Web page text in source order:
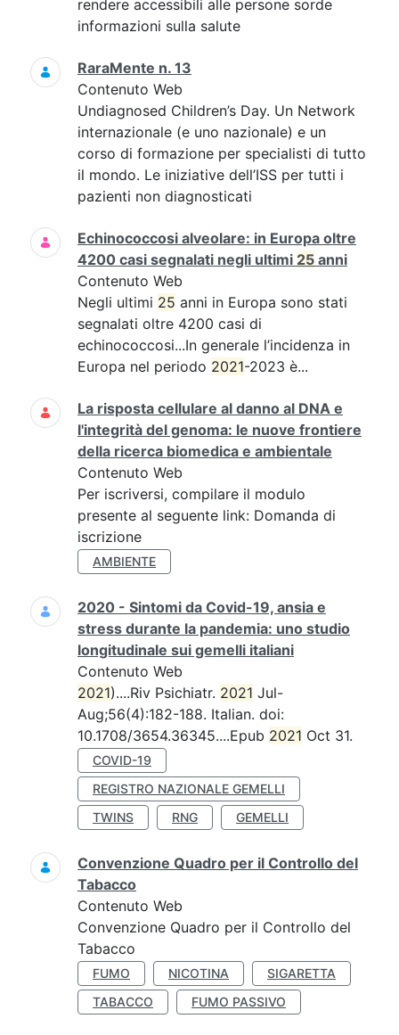
rendere accessibili alle persone sorde
informazioni sulla salute
RaraMente n. 13
Contenuto Web
Undiagnosed Children’s Day. Un Network
internazionale (e uno nazionale) e un
corso di formazione per specialisti di tutto
il mondo. Le iniziative dell’ISS per tutti i
pazienti non diagnosticati
Echinococcosi alveolare: in Europa oltre
4200 casi segnalati negli ultimi 25 anni
Contenuto Web
Negli ultimi 25 anni in Europa sono stati
segnalati oltre 4200 casi di
echinococcosi...In generale l’incidenza in
Europa nel periodo 2021-2023 è...
La risposta cellulare al danno al DNA e
l'integrità del genoma: le nuove frontiere
della ricerca biomedica e ambientale
Contenuto Web
Per iscriversi, compilare il modulo
presente al seguente link: Domanda di
iscrizione
AMBIENTE
2020 - Sintomi da Covid-19, ansia e
stress durante la pandemia: uno studio
longitudinale sui gemelli italiani
Contenuto Web
2021)....Riv Psichiatr. 2021 Jul-
Aug;56(4):182-188. Italian. doi:
10.1708/3654.36345....Epub 2021 Oct 31.
COVID-19
REGISTRO NAZIONALE GEMELLI
TWINS
RNG GEMELLI
Convenzione Quadro per il Controllo del
Tabacco
Contenuto Web
Convenzione Quadro per il Controllo del
Tabacco
FUMO NICOTINA
SIGARETTA
TABACCO
FUMO PASSIVO